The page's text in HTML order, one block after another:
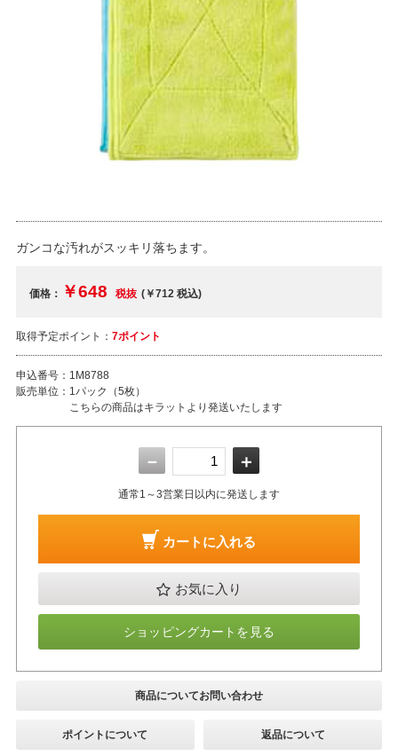
ガンコな汚れがスッキリ落ちます。
価格： ￥648 税抜 (￥712税込)
取得予定ポイント： 7ポイント
申込番号： 1M8788
販売単位： 1パック（5枚）
こちらの商品はキラットより発送いたします
－ ＋
通常1～3営業日以内に発送します
カートに入れる
お気に入り
ショッピングカートを見る
商品についてお問い合わせ
ポイントについて 返品について